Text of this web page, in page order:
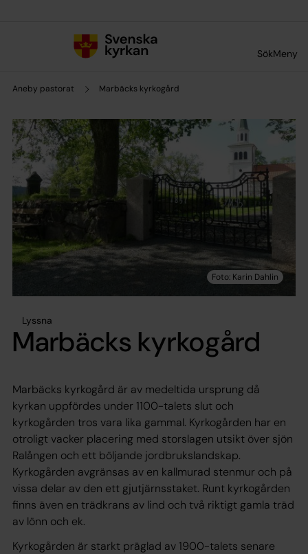
SökMeny
Aneby pastorat Marbäcks kyrkogård
Lyssna
Marbäcks kyrkogård
Marbäcks kyrkogård är av medeltida ursprung då
kyrkan uppfördes under 1100-talets slut och
kyrkogården tros vara lika gammal. Kyrkogården har en
otroligt vacker placering med storslagen utsikt över sjön
Ralången och ett böljande jordbrukslandskap.
Kyrkogården avgränsas av en kallmurad stenmur och på
vissa delar av den ett gjutjärnsstaket. Runt kyrkogården
finns även en trädkrans av lind och två riktigt gamla träd
av lönn och ek.
Kyrkogården är starkt präglad av 1900-talets senare